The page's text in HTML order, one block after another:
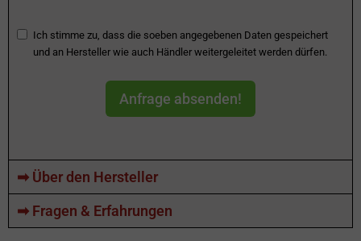
Ich stimme zu, dass die soeben angegebenen Daten gespeichert
und an Hersteller wie auch Händler weitergeleitet werden dürfen.
Anfrage absenden!
➡ Über den Hersteller
➡ Fragen & Erfahrungen